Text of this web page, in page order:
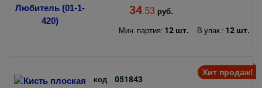
34.53 руб.
Мин. партия: 12 шт. В упак.: 12 шт.
Хит продаж!
код 051843